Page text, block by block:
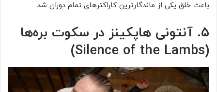
باعث خلق یکی از ماندگارترین کاراکترهای تمام دوران شد.
۵. آنتونی هاپکینز در سکوت بره‌ها
(Silence of the Lambs)